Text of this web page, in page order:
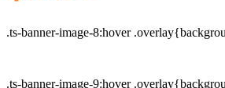
.ts-banner-image-8:hover
.ts-banner-image-9:hover